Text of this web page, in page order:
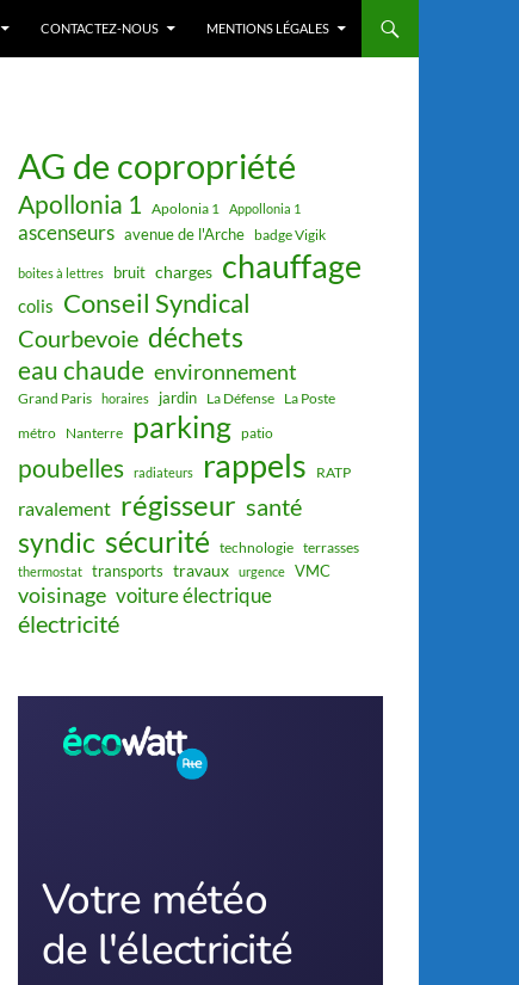
CONTACTEZ-NOUS MENTIONS LÉGALES
AG de copropriété
Apollonia 1 Apolonia 1 Appollonia 1
ascenseurs avenue de l'Arche badge Vigik
boites à lettres bruit charges chauffage
colis Conseil Syndical
Courbevoie déchets
eau chaude environnement
Grand Paris horaires jardin La Défense La Poste
métro Nanterre parking patio
poubelles radiateurs rappels RATP
ravalement régisseur santé
syndic sécurité technologie terrasses
thermostat transports travaux urgence VMC
voisinage voiture électrique
électricité